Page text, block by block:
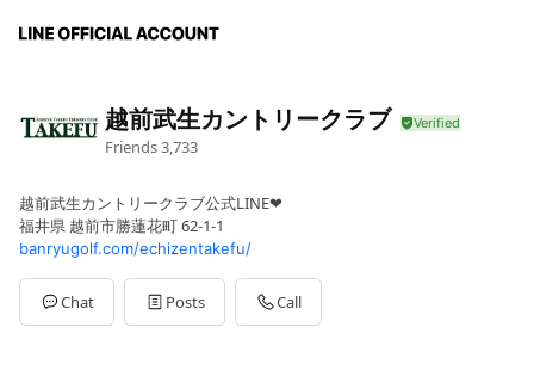
越前武生カントリークラブ
Friends3,733
越前武生カントリークラブ公式LINE❤
福井県 越前市勝蓮花町 62-1-1
banryugolf.com/echizentakefu/
Chat Posts Call